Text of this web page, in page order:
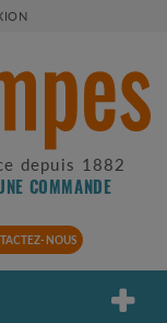
depuis 1882
COMMANDE
NOUS